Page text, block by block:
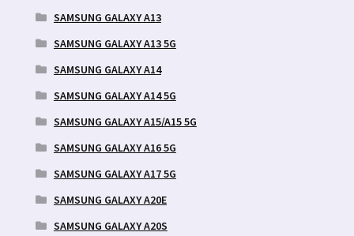
SAMSUNG GALAXY A13
SAMSUNG GALAXY A13 5G
SAMSUNG GALAXY A14
SAMSUNG GALAXY A14 5G
SAMSUNG GALAXY A15/A15 5G
SAMSUNG GALAXY A16 5G
SAMSUNG GALAXY A17 5G
SAMSUNG GALAXY A20E
SAMSUNG GALAXY A20S